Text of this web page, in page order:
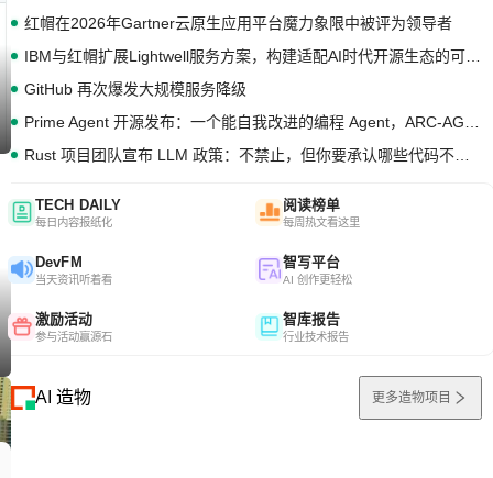
红帽在2026年Gartner云原生应用平台魔力象限中被评为领导者
GitHub 再次爆发大规模服务降级
TECH DAILY
每日内容报纸化
阅读榜单
每周热文看这里
DevFM
当天资讯听着看
智写平台
AI 创作更轻松
激励活动
参与活动赢源石
智库报告
行业技术报告
AI 造物 更多造物项目